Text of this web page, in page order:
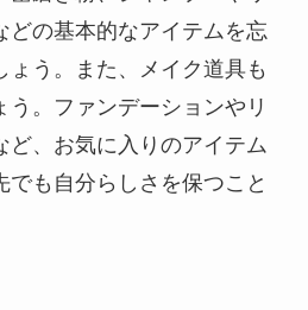
どの基本的なアイテムを忘
ょう。また、メイク道具も
。ファンデーションやリ
ど、お気に入りのアイテム
でも自分らしさを保つこと